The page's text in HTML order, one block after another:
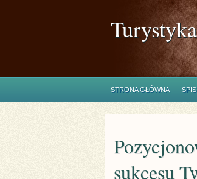
STRONA GŁÓWNA
sukcesu